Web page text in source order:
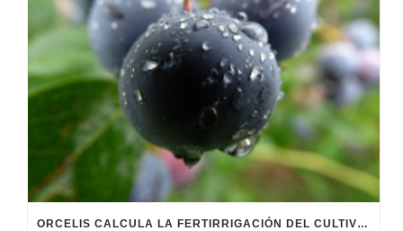
ORCELIS CALCULA LA FERTIRRIGACIÓN DEL CULTIVO DEL ARÁNDANO